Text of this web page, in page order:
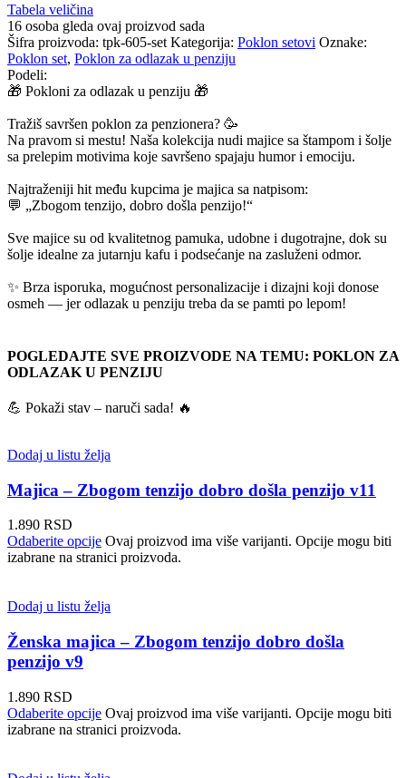
Tabela veličina
16 osoba gleda ovaj proizvod sada
Šifra proizvoda: tpk-605-setKategorija: Poklon setovi Oznake:
Poklon set, Poklon za odlazak u penziju
Podeli:
🎁 Pokloni za odlazak u penziju 🎁
Tražiš savršen poklon za penzionera? 🥳
Na pravom si mestu! Naša kolekcija nudi majice sa štampom i šolje
sa prelepim motivima koje savršeno spajaju humor i emociju.
Najtraženiji hit među kupcima je majica sa natpisom:
💬 „Zbogom tenzijo, dobro došla penzijo!“
Sve majice su od kvalitetnog pamuka, udobne i dugotrajne, dok su
šolje idealne za jutarnju kafu i podsećanje na zasluženi odmor.
✨ Brza isporuka, mogućnost personalizacije i dizajni koji donose
osmeh — jer odlazak u penziju treba da se pamti po lepom!
POGLEDAJTE SVE PROIZVODE NA TEMU: POKLON ZA
ODLAZAK U PENZIJU
💪 Pokaži stav – naruči sada! 🔥
Dodaj u listu želja
Majica – Zbogom tenzijo dobro došla penzijo v11
1.890 RSD
Odaberite opcije Ovaj proizvod ima više varijanti. Opcije mogu biti
izabrane na stranici proizvoda.
Dodaj u listu želja
Ženska majica – Zbogom tenzijo dobro došla
penzijo v9
1.890 RSD
Odaberite opcije Ovaj proizvod ima više varijanti. Opcije mogu biti
izabrane na stranici proizvoda.